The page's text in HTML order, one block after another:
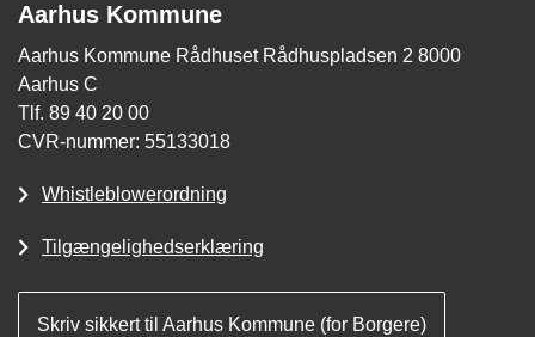
Aarhus Kommune
Aarhus Kommune Rådhuset Rådhuspladsen 2 8000
Aarhus C
Tlf. 89 40 20 00
CVR-nummer: 55133018
Whistleblowerordning
Tilgængelighedserklæring
Skriv sikkert til Aarhus Kommune (for Borgere)